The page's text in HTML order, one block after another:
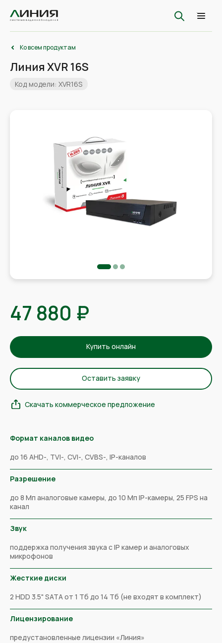
Ко всем продуктам
Линия XVR 16S
Код модели: XVR16S
Формат каналов видео
до 16 AHD-, TVI-, CVI-, CVBS-, IP-каналов
Разрешение
до 8 Мп аналоговые камеры, до 10 Мп IP-камеры, 25 FPS на
канал
Звук
поддержка получения звука с IP камер и аналоговых
микрофонов
Жесткие диски
2 HDD 3.5" SATA от 1 Тб до 14 Тб (не входят в комплект)
Лицензирование
предустановленные лицензии «Линия»
47 880 ₽
Купить онлайн
Оставить заявку
Скачать коммерческое предложение